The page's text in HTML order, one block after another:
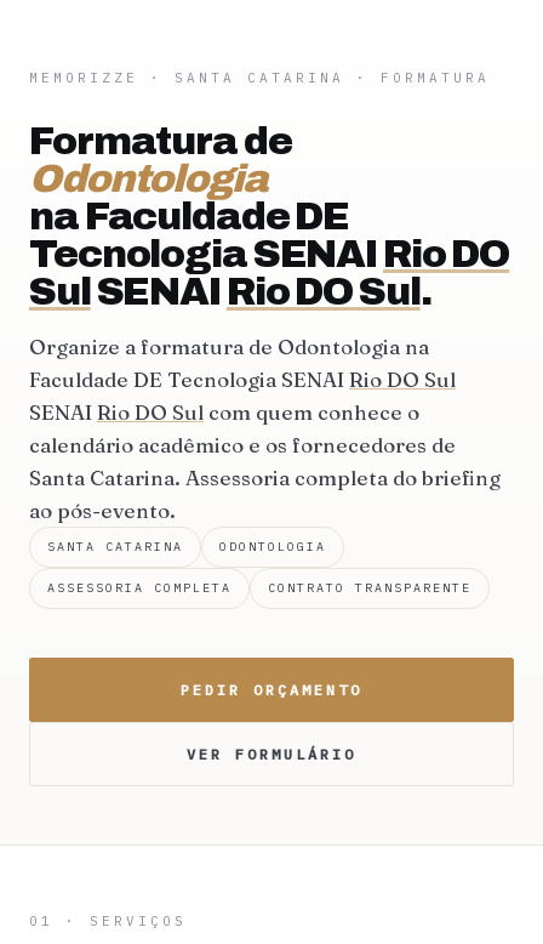
MEMORIZZE · SANTA CATARINA · FORMATURA
Formatura de
Odontologia
na Faculdade DE
Tecnologia SENAI Rio DO
Sul SENAI Rio DO Sul .
Organize a formatura de Odontologia na
Faculdade DE Tecnologia SENAI Rio DO Sul
SENAI Rio DO Sul com quem conhece o
calendário acadêmico e os fornecedores de
Santa Catarina. Assessoria completa do briefing
ao pós-evento.
SANTA CATARINA ODONTOLOGIA
ASSESSORIA COMPLETA CONTRATO TRANSPARENTE
PEDIR ORÇAMENTO
VER FORMULÁRIO
01 · SERVIÇOS